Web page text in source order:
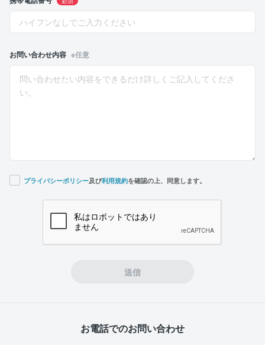
お問い合わせ内容 ※任意
プライバシーポリシー及び利用規約を確認の上、同意します。
送信
お電話でのお問い合わせ